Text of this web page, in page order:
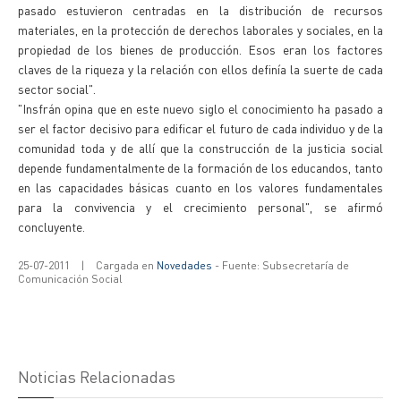
pasado estuvieron centradas en la distribución de recursos
materiales, en la protección de derechos laborales y sociales, en la
propiedad de los bienes de producción. Esos eran los factores
claves de la riqueza y la relación con ellos definía la suerte de cada
sector social".
"Insfrán opina que en este nuevo siglo el conocimiento ha pasado a
ser el factor decisivo para edificar el futuro de cada individuo y de la
comunidad toda y de allí que la construcción de la justicia social
depende fundamentalmente de la formación de los educandos, tanto
en las capacidades básicas cuanto en los valores fundamentales
para la convivencia y el crecimiento personal", se afirmó
concluyente.
25-07-2011 | Cargada en Novedades - Fuente: Subsecretaría de
Comunicación Social
Noticias Relacionadas